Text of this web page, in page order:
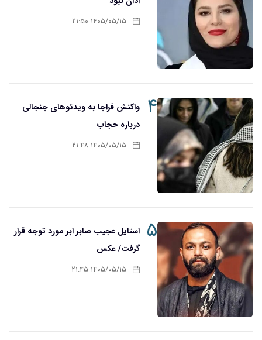
۱۴۰۵/۰۵/۱۵ ۲۱:۵۰
۴ واکنش فراجا به ویدئوهای جنجالی
درباره حجاب
۱۴۰۵/۰۵/۱۵ ۲۱:۴۸
۵
استایل عجیب صابر ابر مورد توجه قرار
گرفت/ عکس
۱۴۰۵/۰۵/۱۵ ۲۱:۴۵